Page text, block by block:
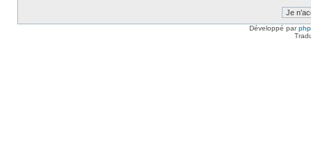
Développé par